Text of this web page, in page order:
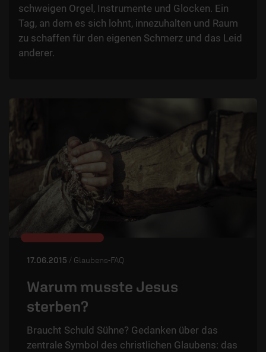
schweigen Orgel, Instrumente und Glocken. Ein
Tag, an dem es sich lohnt, innezuhalten und Raum
zu schaffen für den eigenen Schmerz und das Leid
anderer.
17.06.2015 / Glaubens-FAQ
Warum musste Jesus
sterben?
Braucht Schuld Sühne? Gedanken über das
zentrale Symbol des christlichen Glaubens: das